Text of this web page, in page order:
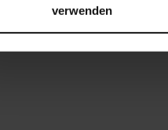
verwenden